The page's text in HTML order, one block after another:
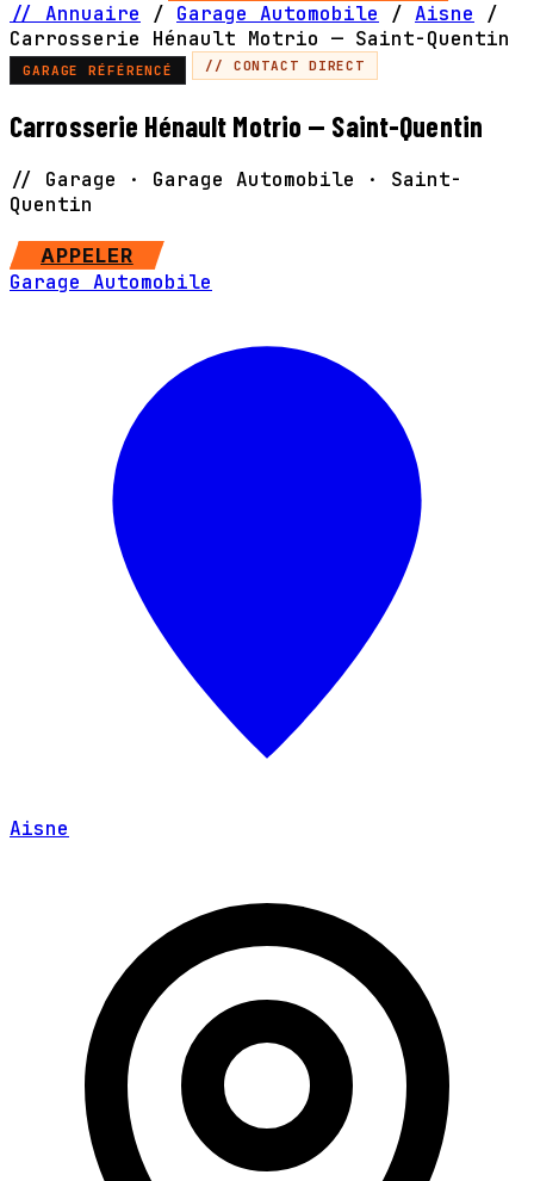
// Annuaire / Garage Automobile / Aisne
/
Carrosserie Hénault Motrio — Saint-Quentin
GARAGE RÉFÉRENCÉ // CONTACT DIRECT
Carrosserie Hénault Motrio — Saint-Quentin
// Garage · Garage Automobile · Saint-
Quentin
APPELER
Garage Automobile
Aisne